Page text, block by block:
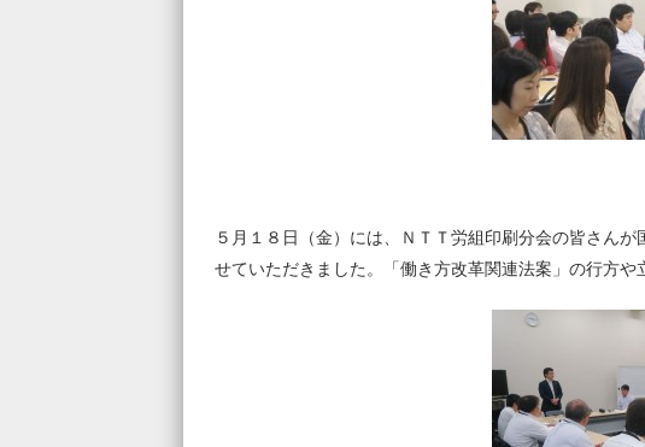
５月１８日（金）には、ＮＴＴ労組印刷分会の皆さん
せていただきました。「働き方改革関連法案」の行方や